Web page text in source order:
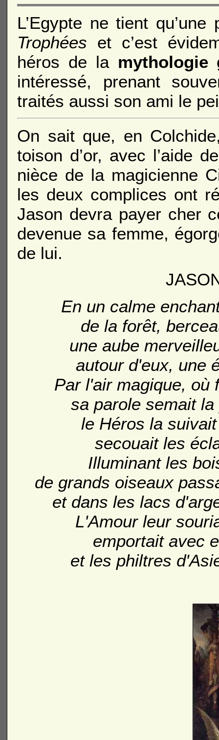
L’Egypte ne tient
Trophées et c’est
héros de la mythologie
intéressé, prenant
traités aussi son ami le
On sait que, en
toison d’or, avec l’aide
nièce de la magicienne
les deux complices ont
Jason devra payer cher
devenue sa femme,
de lui.
En un calme
de la forêt,
une aube
autour d'eux, une
Par l'air magique, où
sa parole semait
le Héros la
secouait les
Illuminant les
de grands oiseaux
et dans les lacs
L'Amour leur
emportait avec
et les philtres